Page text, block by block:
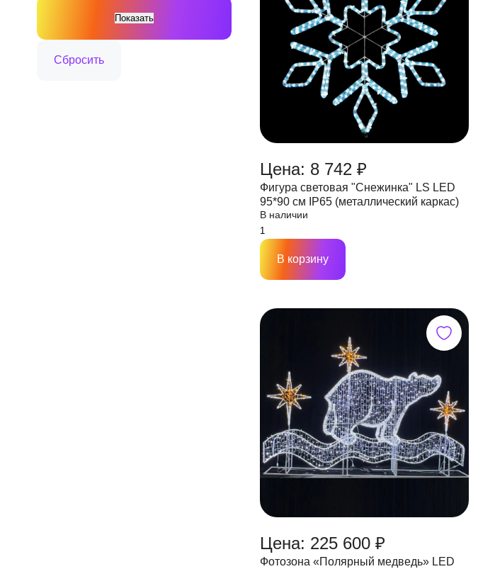
Цена: 8 742 ₽
Фигура световая "Снежинка" LS LED
95*90 см IP65 (металлический каркас)
В наличии
В корзину
Цена: 225 600 ₽
Фотозона «Полярный медведь» LED